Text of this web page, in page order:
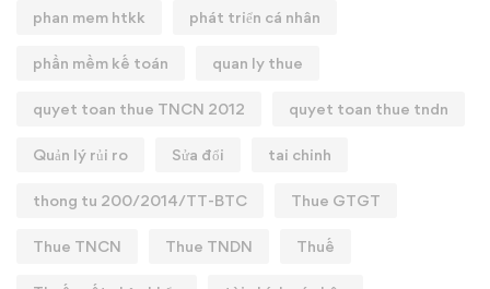
phan mem htkk phát triển cá nhân
phần mềm kế toán quan ly thue
quyet toan thue TNCN 2012 quyet toan thue tndn
Quản lý rủi ro Sửa đổi tai chinh
thong tu 200/2014/TT-BTC Thue GTGT
Thue TNCN Thue TNDN Thuế